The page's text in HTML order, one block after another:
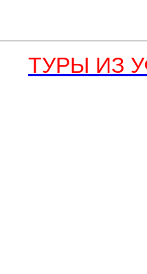
ТУРЫ ИЗ